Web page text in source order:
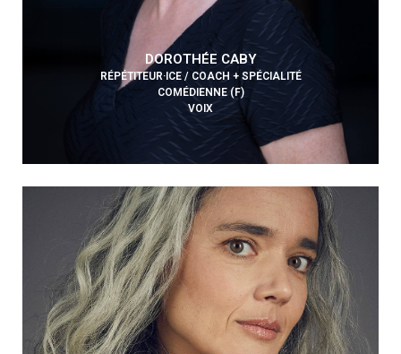
DOROTHÉE CABY
RÉPÉTITEUR·ICE / COACH + SPÉCIALITÉ
COMÉDIENNE (F)
VOIX